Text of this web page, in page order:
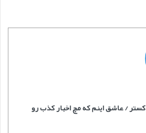
/ عاشق اینم که مچ اخبار کذب رو